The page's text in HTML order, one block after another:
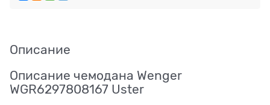
Описание
Описание чемодана Wenger
WGR6297808167 Uster